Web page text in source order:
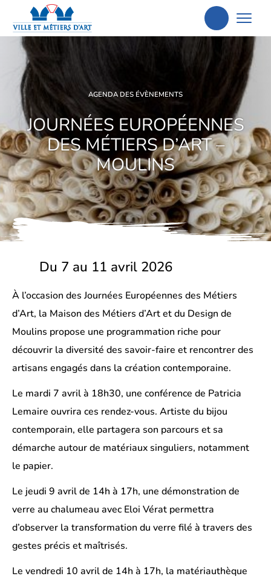
Aller
recherche
AGENDA DES ÉVÈNEMENTS
JOURNÉES EUROPÉENNES
DES MÉTIERS D’ART –
MOULINS
Du 7 au 11 avril 2026
À l’occasion des Journées Européennes des Métiers
d’Art, la Maison des Métiers d’Art et du Design de
Moulins propose une programmation riche pour
découvrir la diversité des savoir-faire et rencontrer des
artisans engagés dans la création contemporaine.
Le mardi 7 avril à 18h30, une conférence de Patricia
Lemaire ouvrira ces rendez-vous. Artiste du bijou
contemporain, elle partagera son parcours et sa
démarche autour de matériaux singuliers, notamment
le papier.
Le jeudi 9 avril de 14h à 17h, une démonstration de
verre au chalumeau avec Eloi Vérat permettra
d’observer la transformation du verre filé à travers des
gestes précis et maîtrisés.
Le vendredi 10 avril de 14h à 17h, la matériauthèque